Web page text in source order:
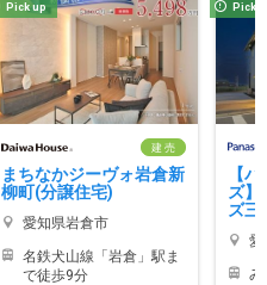
Pick up
建 売
まちなかジーヴォ岩倉新
柳町(分譲住宅)
愛知県岩倉市
名鉄犬山線「岩倉」駅ま
で徒歩9分
Pick
【
ズ】
ズ三
愛
み